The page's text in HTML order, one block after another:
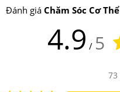
Đánh giá Chăm Sóc Cơ Thể
4.9 / 5
73